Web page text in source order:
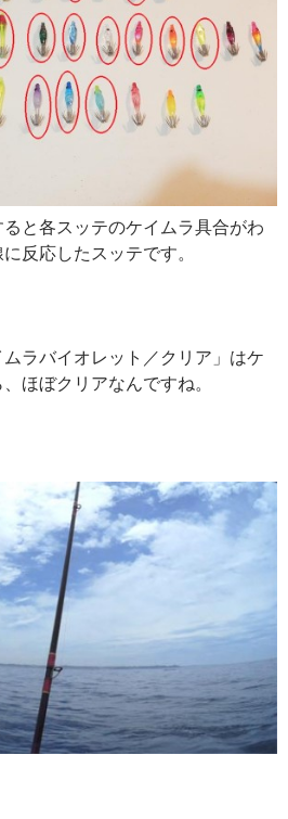
ると各スッテのケイムラ具合がわ
反応したスッテです。
ラバイオレット／クリア」はケ
ほぼクリアなんですね。